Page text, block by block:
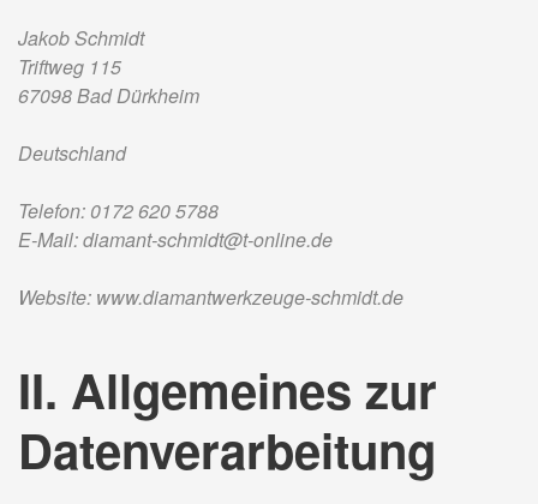
Jakob Schmidt
Triftweg 115
67098 Bad Dürkheim
Deutschland
Telefon: 0172 620 5788
E-Mail: diamant-schmidt@t-online.de
Website: www.diamantwerkzeuge-schmidt.de
II. Allgemeines zur
Datenverarbeitung